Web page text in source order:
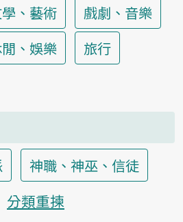
、藝術
戲劇、音樂
、娛樂
旅行
神職、神巫、信徒
分類重揀